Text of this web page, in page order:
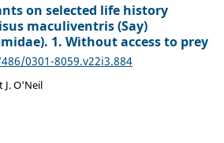
on selected life history
maculiventris (Say)
1. Without access to prey
0301-8059.v22i3.884
J. O'Neil